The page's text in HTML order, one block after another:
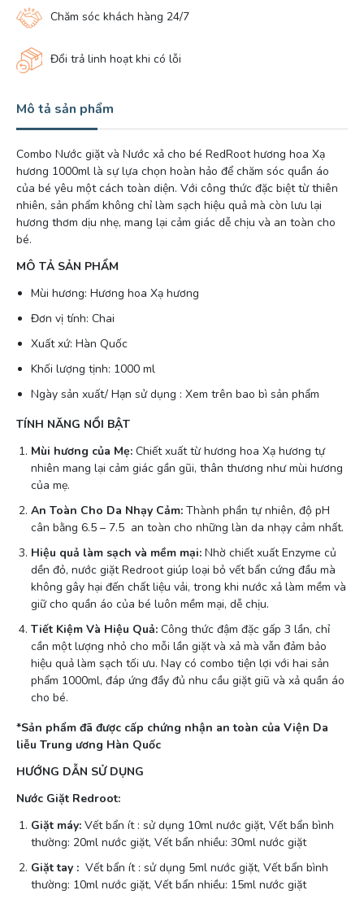
Chăm sóc khách hàng 24/7
Đổi trả linh hoạt khi có lỗi
Mô tả sản phẩm
Combo Nước giặt và Nước xả cho bé RedRoot hương hoa Xạ
hương 1000ml là sự lựa chọn hoàn hảo để chăm sóc quần áo
của bé yêu một cách toàn diện. Với công thức đặc biệt từ thiên
nhiên, sản phẩm không chỉ làm sạch hiệu quả mà còn lưu lại
hương thơm dịu nhẹ, mang lại cảm giác dễ chịu và an toàn cho
bé.
MÔ TẢ SẢN PHẨM
Mùi hương: Hương hoa Xạ hương
Đơn vị tính: Chai
Xuất xứ: Hàn Quốc
Khối lượng tịnh: 1000 ml
Ngày sản xuất/ Hạn sử dụng : Xem trên bao bì sản phẩm
TÍNH NĂNG NỔI BẬT
Mùi hương của Mẹ: Chiết xuất từ hương hoa Xạ hương tự
nhiên mang lại cảm giác gần gũi, thân thương như mùi hương
của mẹ.
An Toàn Cho Da Nhạy Cảm: Thành phần tự nhiên, độ pH
cân bằng 6.5 – 7.5 an toàn cho những làn da nhạy cảm nhất.
Hiệu quả làm sạch và mềm mại: Nhờ chiết xuất Enzyme củ
dền đỏ, nước giặt Redroot giúp loại bỏ vết bẩn cứng đầu mà
không gây hại đến chất liệu vải, trong khi nước xả làm mềm và
giữ cho quần áo của bé luôn mềm mại, dễ chịu.
Tiết Kiệm Và Hiệu Quả: Công thức đậm đặc gấp 3 lần, chỉ
cần một lượng nhỏ cho mỗi lần giặt và xả mà vẫn đảm bảo
hiệu quả làm sạch tối ưu. Nay có combo tiện lợi với hai sản
phẩm 1000ml, đáp ứng đầy đủ nhu cầu giặt giũ và xả quần áo
cho bé.
*Sản phẩm đã được cấp chứng nhận an toàn của Viện Da
liễu Trung ương Hàn Quốc
HƯỚNG DẪN SỬ DỤNG
Nước Giặt Redroot:
Giặt máy: Vết bẩn ít : sử dụng 10ml nước giặt, Vết bẩn bình
thường: 20ml nước giặt, Vết bẩn nhiều: 30ml nước giặt
Giặt tay : Vết bẩn ít : sử dụng 5ml nước giặt, Vết bẩn bình
thường: 10ml nước giặt, Vết bẩn nhiều: 15ml nước giặt